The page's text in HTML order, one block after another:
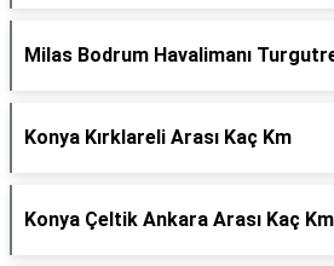
Milas Bodrum Havalimanı
Konya Kırklareli Arası Kaç Km
Konya Çeltik Ankara Arası Kaç Km